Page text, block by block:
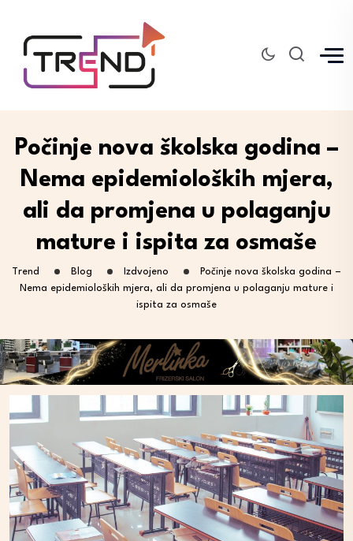
Počinje nova školska godina –
Nema epidemioloških mjera,
ali da promjena u polaganju
mature i ispita za osmaše
Trend Blog Izdvojeno
Počinje nova školska godina –
Nema epidemioloških mjera, ali da promjena u polaganju mature i
ispita za osmaše